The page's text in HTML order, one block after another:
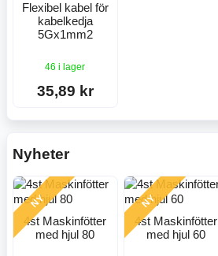
Flexibel kabel för
kabelkedja
5Gx1mm2
46 i lager
35,89 kr
Nyheter
NY
4st Maskinfötter
med hjul 80
NY
4st Maskinfötter
med hjul 60